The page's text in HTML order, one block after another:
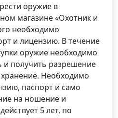
оружие в
магазине «Охотник и
необходимо
и лицензию. В течение
оружие необходимо
и получить разрешение
Необходимо
паспорт и само
на ношение и
5 лет, по